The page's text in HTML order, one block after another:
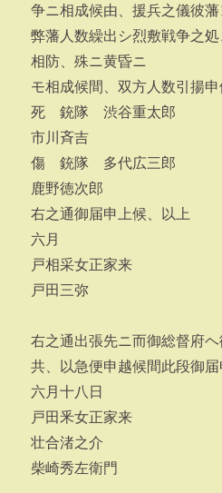
争ニ相成候由、援兵之儀彼
弊藩人数繰出シ烈敷戦争之
相防、殊ニ黄昏ニ
モ相成候間、双方人数引揚
死 銃隊 渋谷重太郎
市川斉吉
傷 銃隊 多代広三郎
鹿野徳次郎
右之通御届申上候、以上
六月
戸相采女正家来
戸田三弥
右之通出張先ニ而御総督府
共、以急便申越候間此段御
六月十八日
戸田釆女正家来
壮合渚之介
柴崎秀左衛門